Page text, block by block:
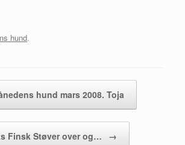
hund.
hund mars 2008. Toja
Finsk Støver over og… →